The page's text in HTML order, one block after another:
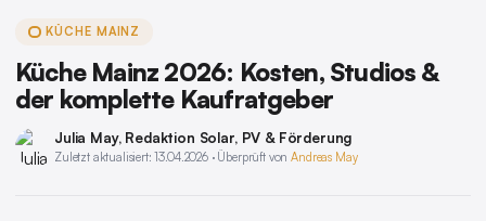
KÜCHE MAINZ
Küche Mainz 2026: Kosten, Studios &
der komplette Kaufratgeber
Julia May, Redaktion Solar, PV & Förderung
Zuletzt aktualisiert: 13.04.2026 · Überprüft vonAndreas May